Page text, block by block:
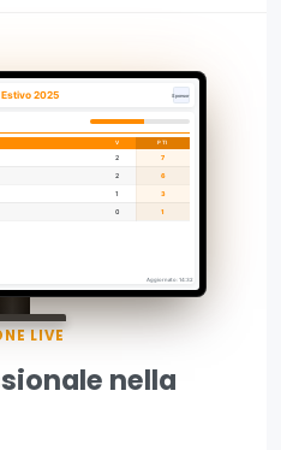
Estivo 2025 Sponsor
V PTI
2 7
2 6
1 3
0 1
Aggiornato: 14:32
LIVE
nella